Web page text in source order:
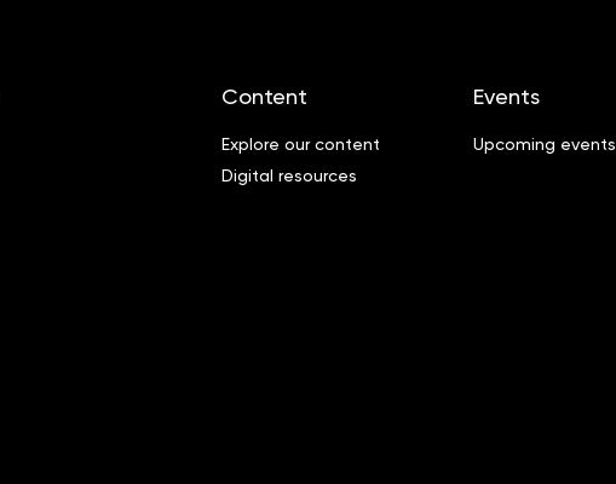
Content
Explore our content
Digital resources
Events
Upcoming events